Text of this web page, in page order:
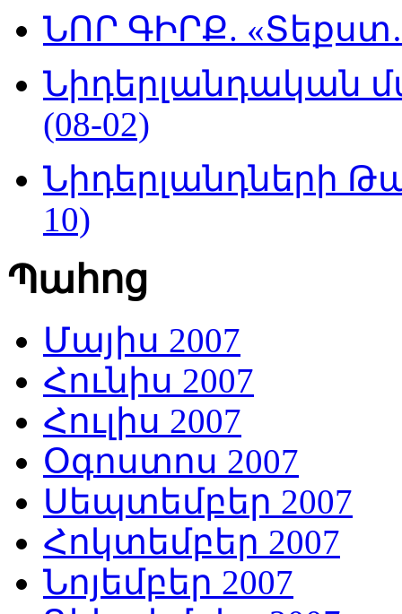
ՆՈՐ ԳԻՐՔ.
Նիդերլանդական
(08-02)
Նիդերլանդների
10)
Պահոց
Մայիս 2007
Հունիս 2007
Հուլիս 2007
Օգոստոս 2007
Սեպտեմբեր 2007
Հոկտեմբեր 2007
Նոյեմբեր 2007